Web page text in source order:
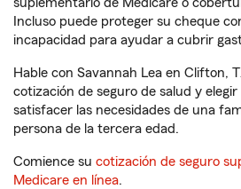
suplementario de Medicare o
Incluso puede proteger su cheque
incapacidad para ayudar a cubrir
Hable con Savannah Lea en Clifton,
cotización de seguro de salud y
satisfacer las necesidades de una
persona de la tercera edad.
Comience su cotización de seguro
Medicare en línea.